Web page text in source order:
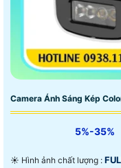
Camera Ánh Sáng Kép
5%-35%
☀️ Hình ảnh chất lượng :